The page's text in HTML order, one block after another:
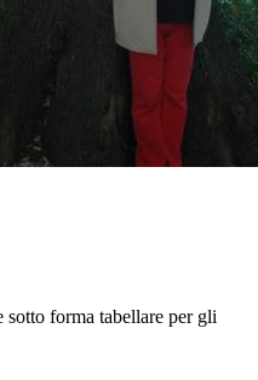
forma tabellare per gli